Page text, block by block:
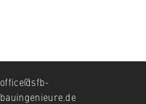
office@sfb-
bauingenieure.de